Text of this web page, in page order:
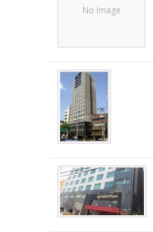
No Image